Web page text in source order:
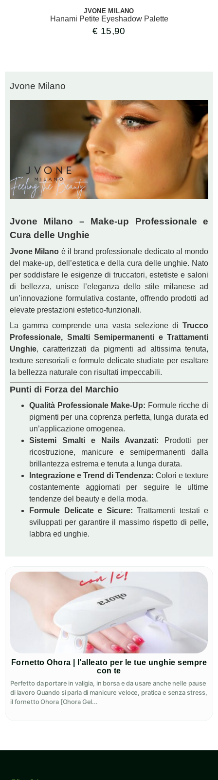
JVONE MILANO
Hanami Petite Eyeshadow Palette
€ 15,90
Jvone Milano
Jvone Milano – Make-up Professionale e
Cura delle Unghie
Jvone Milano è il brand professionale dedicato al mondo
del make-up, dell’estetica e della cura delle unghie. Nato
per soddisfare le esigenze di truccatori, estetiste e saloni
di bellezza, unisce l’eleganza dello stile milanese ad
un’innovazione formulativa costante, offrendo prodotti ad
elevate prestazioni estetico-funzionali.
La gamma comprende una vasta selezione di Trucco
Professionale, Smalti Semipermanenti e Trattamenti
Unghie, caratterizzati da pigmenti ad altissima tenuta,
texture sensoriali e formule delicate studiate per esaltare
la bellezza naturale con risultati impeccabili.
Punti di Forza del Marchio
Qualità Professionale Make-Up: Formule ricche di
pigmenti per una coprenza perfetta, lunga durata ed
un’applicazione omogenea.
Sistemi Smalti e Nails Avanzati: Prodotti per
ricostruzione, manicure e semipermanenti dalla
brillantezza estrema e tenuta a lunga durata.
Integrazione e Trend di Tendenza: Colori e texture
costantemente aggiornati per seguire le ultime
tendenze del beauty e della moda.
Formule Delicate e Sicure: Trattamenti testati e
sviluppati per garantire il massimo rispetto di pelle,
labbra ed unghie.
Fornetto Ohora | l’alleato per le tue unghie sempre
con te
Perfetto da portare in valigia, in borsa e da usare anche nelle pause
di lavoro Quando si parla di manicure veloce, pratica e senza stress,
il fornetto Ohora [Ohora Gel...